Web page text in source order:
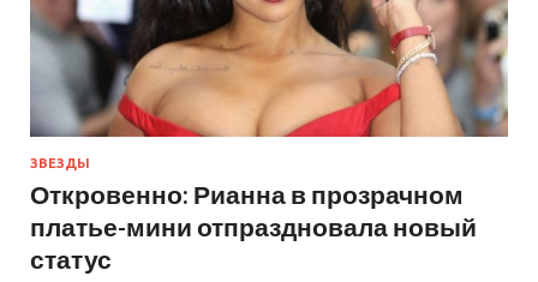
ЗВЕЗДЫ
Откровенно: Рианна в прозрачном
платье-мини отпраздновала новый
статус